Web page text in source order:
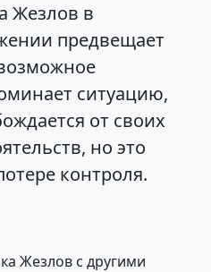
Жезлов в
предвещает
ситуацию,
от своих
но это
контроля.
Жезлов с другими